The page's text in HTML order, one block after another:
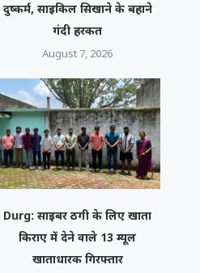
दुष्कर्म, साइकिल सिखाने के बहाने
गंदी हरकत
August 7, 2026
Durg: साइबर ठगी के लिए खाता
किराए में देने वाले 13 म्यूल
खाताधारक गिरफ्तार